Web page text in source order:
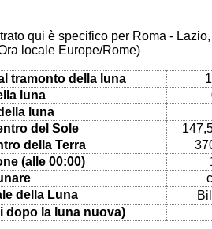
qui è specifico per Roma - Lazio,
locale Europe/Rome)
tramonto della luna
luna
luna
del Sole
della Terra
(alle 00:00)
della Luna
dopo la luna nuova)